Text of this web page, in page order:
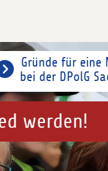
Gründe für eine
bei der DPolG
werden!